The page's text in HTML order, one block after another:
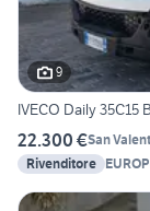
9
IVECO Daily 35C15
22.300 €San
Rivenditore